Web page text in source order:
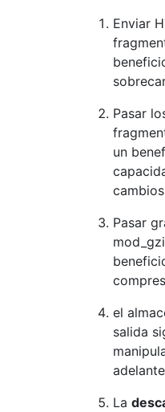
Enviar
Pasar
un
Pasar
el
salida
La